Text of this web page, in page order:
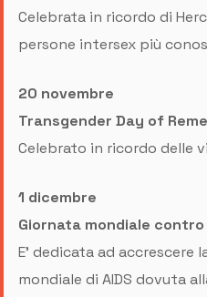
Celebrata in ricordo di
persone intersex più
20 novembre
Transgender Day of
Celebrato in ricordo delle
1 dicembre
Giornata mondiale contro
E' dedicata ad accrescere
mondiale di AIDS dovuta